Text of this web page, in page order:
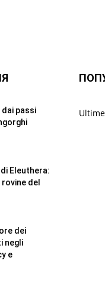
dai passi
Eleuthera:
del
dei
negli
e